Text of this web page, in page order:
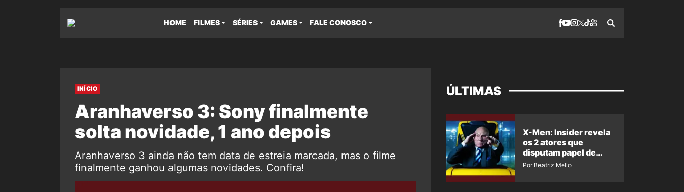
HOME FILMES SÉRIES GAMES FALE CONOSCO
INÍCIO
Aranhaverso 3: Sony finalmente
solta novidade, 1 ano depois
Aranhaverso 3 ainda não tem data de estreia marcada, mas o filme
finalmente ganhou algumas novidades. Confira!
ÚLTIMAS
X-Men: Insider revela
os 2 atores que
disputam papel de
Professor X
Por Beatriz Mello